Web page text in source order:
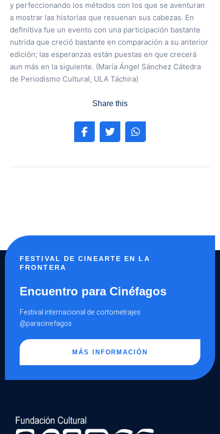
y perfeccionando los métodos con los que se aventuran
a mostrar las historias que resuenan sus cabezas. En
definitiva fue un evento con una participación bastante
nutrida que creció bastante en comparación a su anterior
edición; las esperanzas están puestas en que crecerá
aun más en la siguiente. (María Ángel Sánchez Cátedra
de Periodismo Cultural, ULA Táchira)
Share this
FESTIVAL DE CINEARTE EN LA
FRONTERA
Encuentro para Cinéfagos
Festival internacional de cortometrajes
@paracinefagos
MÁS INFORMACIÓN